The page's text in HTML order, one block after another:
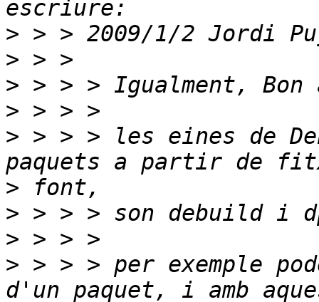
>
>
>
>
> > > > les eines de
>
>
>
> > > > per exemple